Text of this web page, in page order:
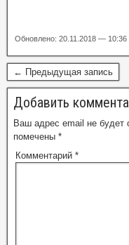
Обновлено: 20.11.2018 — 10:36
← Предыдущая запись
Добавить
Ваш адрес email не будет
помечены *
Комментарий *